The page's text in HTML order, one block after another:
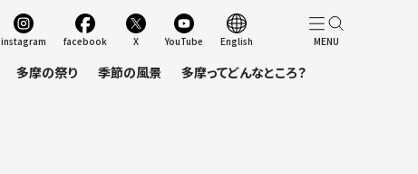
多摩の祭り 季節の風景 多摩ってどんなところ？
instagram facebook X YouTube English